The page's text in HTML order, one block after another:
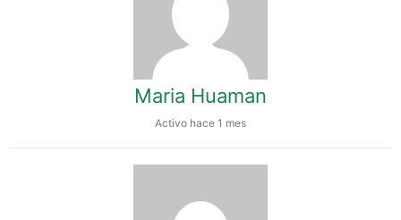
Maria Huaman
Activo hace 1 mes